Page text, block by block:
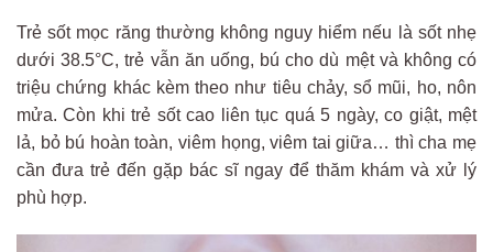
Trẻ sốt mọc răng thường không nguy hiểm nếu là sốt nhẹ
dưới 38.5°C, trẻ vẫn ăn uống, bú cho dù mệt và không có
triệu chứng khác kèm theo như tiêu chảy, sổ mũi, ho, nôn
mửa. Còn khi trẻ sốt cao liên tục quá 5 ngày, co giật, mệt
lả, bỏ bú hoàn toàn, viêm họng, viêm tai giữa… thì cha mẹ
cần đưa trẻ đến gặp bác sĩ ngay để thăm khám và xử lý
phù hợp.